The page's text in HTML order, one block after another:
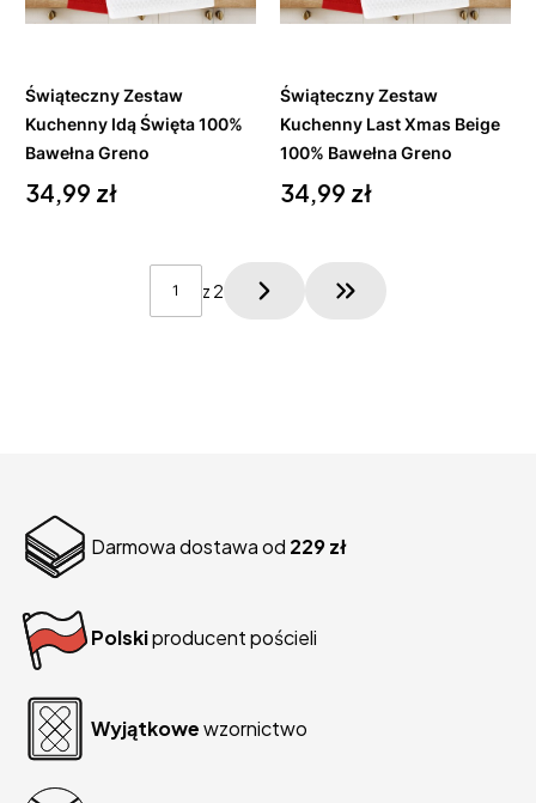
Do
Świąteczny Zestaw
Kuchenny Idą Święta 100%
Bawełna Greno
Cena
34,99 zł
Do
Świąteczny Zestaw
Kuchenny Last Xmas Beige
100% Bawełna Greno
Cena
34,99 zł
z 2
Przejdź do
Darmowa dostawa od 229 zł
Polskiproducent pościeli
Wyjątkowewzornictwo